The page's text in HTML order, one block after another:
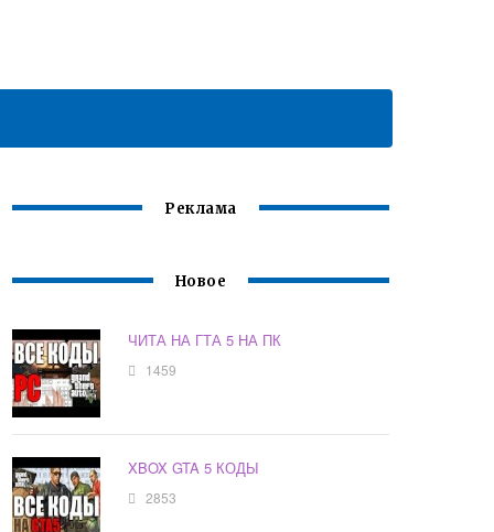
Реклама
Новое
ЧИТА НА ГТА 5 НА ПК
1459
XBOX GTA 5 КОДЫ
2853